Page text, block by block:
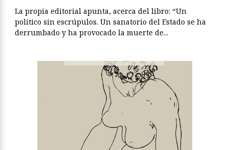
La propia editorial apunta, acerca del libro: “Un
político sin escrúpulos. Un sanatorio del Estado se ha
derrumbado y ha provocado la muerte de...